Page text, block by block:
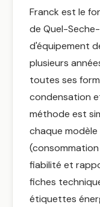
Franck est le
de Quel-
d'équipement
plusieurs
toutes ses
condensation
méthode est
chaque
fiabilité et
fiches
étiquettes